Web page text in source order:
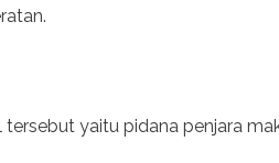
yaitu pidana penjara